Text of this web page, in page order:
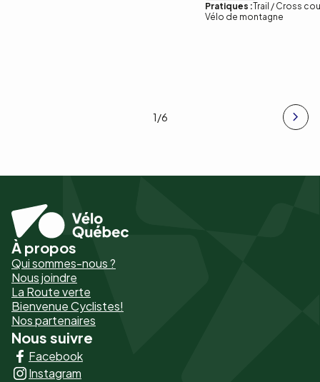
Pratiques :Trail / Cross
Vélo de montagne
1/6
Pied
de
page
-
Liens
principaux
À propos
Qui sommes-nous ?
Nous joindre
La Route verte
Bienvenue Cyclistes!
Nos partenaires
Nous suivre
Facebook
Instagram